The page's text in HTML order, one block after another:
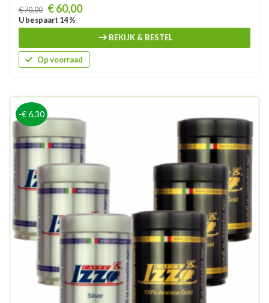
Prijs
€ 70,00 € 60,00
U bespaart 14 %
BEKIJK & BESTEL
Op voorraad
-€ 6,30